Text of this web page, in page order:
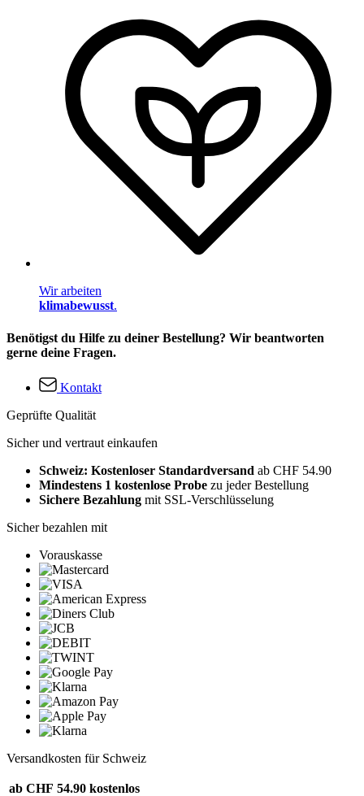
Wir arbeiten
klimabewusst.
Benötigst du Hilfe zu deiner Bestellung? Wir beantworten
gerne deine Fragen.
Kontakt
Geprüfte Qualität
Sicher und vertraut einkaufen
Schweiz: Kostenloser Standardversand ab CHF 54.90
Mindestens 1 kostenlose Probe zu jeder Bestellung
Sichere Bezahlung mit SSL-Verschlüsselung
Sicher bezahlen mit
Vorauskasse
Versandkosten für Schweiz
ab CHF 54.90 kostenlos